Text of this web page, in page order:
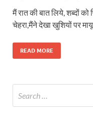
मैं रात की बात लिये, शब्दों को
चेहरा,मैंने देखा खुशियों पर
READ MORE